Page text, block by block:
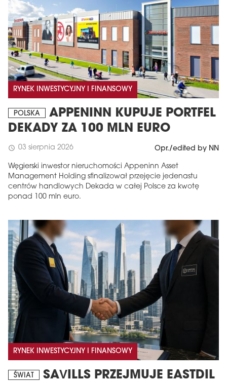
RYNEK INWESTYCYJNY I FINANSOWY
POLSKA
APPENINN KUPUJE PORTFEL
DEKADY ZA 100 MLN EURO
schedule 03 sierpnia 2026 Opr./edited by NN
Węgierski inwestor nieruchomości Appeninn Asset
Management Holding sfinalizował przejęcie jedenastu
centrów handlowych Dekada w całej Polsce za kwotę
ponad 100 mln euro.
RYNEK INWESTYCYJNY I FINANSOWY
ŚWIAT SAVILLS PRZEJMUJE EASTDIL